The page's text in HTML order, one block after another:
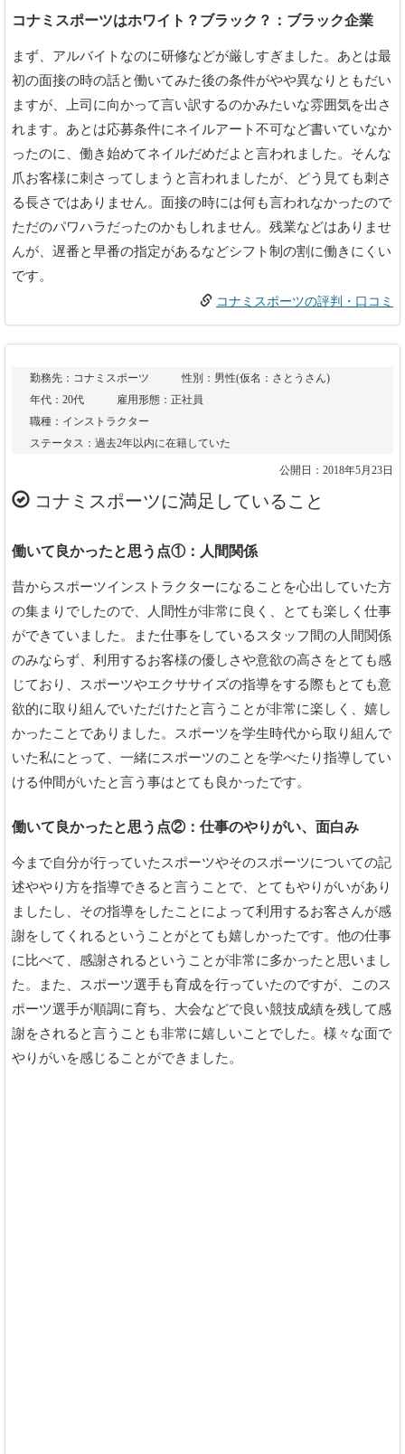
コナミスポーツはホワイト？ブラック？：ブラック企業
まず、アルバイトなのに研修などが厳しすぎました。あとは最
初の面接の時の話と働いてみた後の条件がやや異なりともだい
ますが、上司に向かって言い訳するのかみたいな雰囲気を出さ
れます。あとは応募条件にネイルアート不可など書いていなか
ったのに、働き始めてネイルだめだよと言われました。そんな
爪お客様に刺さってしまうと言われましたが、どう見ても刺さ
る長さではありません。面接の時には何も言われなかったので
ただのパワハラだったのかもしれません。残業などはありませ
んが、遅番と早番の指定があるなどシフト制の割に働きにくい
です。
コナミスポーツの評判・口コミ
勤務先：コナミスポーツ
性別：男性(仮名：さとうさん)
年代：20代
雇用形態：正社員
職種：インストラクター
ステータス：過去2年以内に在籍していた
公開日：2018年5月23日
コナミスポーツに満足していること
働いて良かったと思う点①：人間関係
昔からスポーツインストラクターになることを心出していた方
の集まりでしたので、人間性が非常に良く、とても楽しく仕事
ができていました。また仕事をしているスタッフ間の人間関係
のみならず、利用するお客様の優しさや意欲の高さをとても感
じており、スポーツやエクササイズの指導をする際もとても意
欲的に取り組んでいただけたと言うことが非常に楽しく、嬉し
かったことでありました。スポーツを学生時代から取り組んで
いた私にとって、一緒にスポーツのことを学べたり指導してい
ける仲間がいたと言う事はとても良かったです。
働いて良かったと思う点②：仕事のやりがい、面白み
今まで自分が行っていたスポーツやそのスポーツについての記
述ややり方を指導できると言うことで、とてもやりがいがあり
ましたし、その指導をしたことによって利用するお客さんが感
謝をしてくれるということがとても嬉しかったです。他の仕事
に比べて、感謝されるということが非常に多かったと思いまし
た。また、スポーツ選手も育成を行っていたのですが、このス
ポーツ選手が順調に育ち、大会などで良い競技成績を残して感
謝をされると言うことも非常に嬉しいことでした。様々な面で
やりがいを感じることができました。